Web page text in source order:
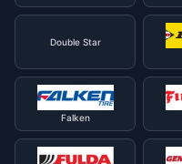
Double Star
Falken